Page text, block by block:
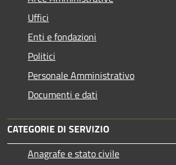
Uffici
Enti e fondazioni
Politici
Personale Amministrativo
Documenti e dati
CATEGORIE DI SERVIZIO
Anagrafe e stato civile